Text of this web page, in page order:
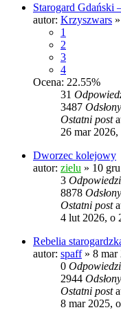
Starogard Gdański
autor: Krzyszwars »
1
2
3
4
Ocena: 22.55%
31
3487 Odsłony
Ostatni post
26 mar 2026,
Dworzec kolejowy
autor: zielu » 10
3 Odpowiedzi
8878 Odsłony
Ostatni post
4 lut 2026, o
Rebelia
autor: spaff» 8 mar
0 Odpowiedzi
2944 Odsłony
Ostatni post
8 mar 2025,